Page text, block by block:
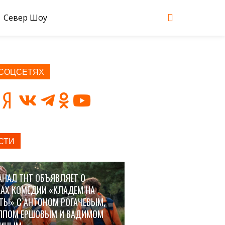
Север Шоу
ТНТ ОБЪЯВЛЯЕТ О
КОМЕДИИ «КЛАДЕМ НА
С АНТОНОМ РОГАЧЕВЫМ,
ЕРШОВЫМ И ВАДИМОМ